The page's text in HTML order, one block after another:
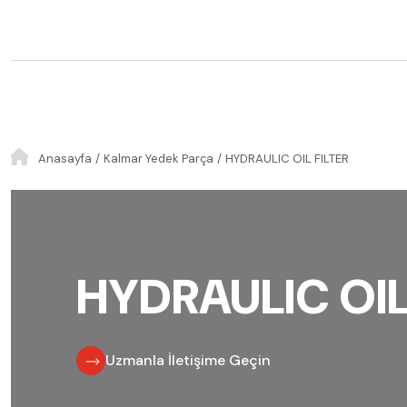
Anasayfa Kalmar Yedek Parça HYDRAULIC OIL FILTER
HYDRAULIC
Uzmanla İletişime Geçin